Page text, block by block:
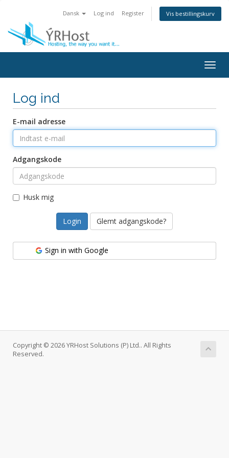
Dansk Log ind Register Vis bestillingskurv
Log ind
E-mail adresse
Adgangskode
Husk mig
Glemt adgangskode?
Sign in with Google
Copyright © 2026 YRHost Solutions (P) Ltd.. All Rights
Reserved.